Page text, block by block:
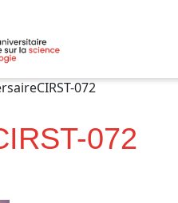
072
072